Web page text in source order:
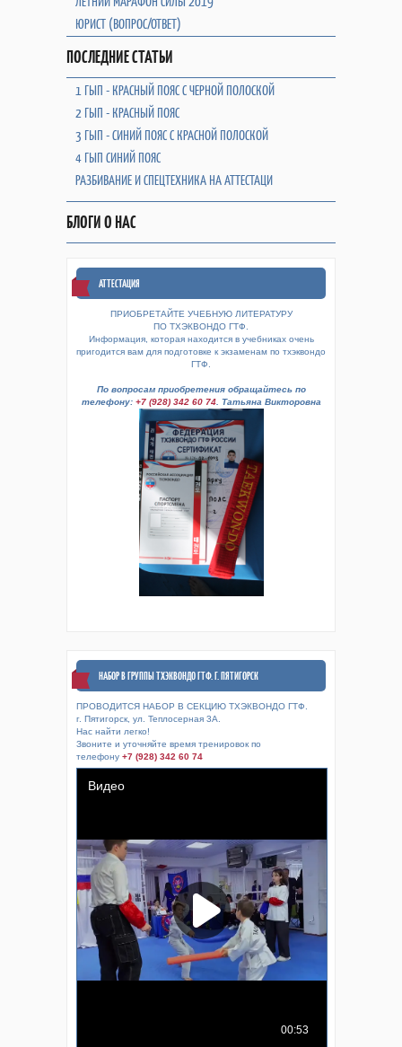
ЮРИСТ (ВОПРОС/ОТВЕТ)
ПОСЛЕДНИЕ СТАТЬИ
1 ГЫП - КРАСНЫЙ ПОЯС С ЧЕРНОЙ ПОЛОСКОЙ
2 ГЫП - КРАСНЫЙ ПОЯС
3 ГЫП - СИНИЙ ПОЯС С КРАСНОЙ ПОЛОСКОЙ
4 ГЫП СИНИЙ ПОЯС
РАЗБИВАНИЕ И СПЕЦТЕХНИКА НА АТТЕСТАЦИ
БЛОГИ О НАС
АТТЕСТАЦИЯ
ПРИОБРЕТАЙТЕ УЧЕБНУЮ ЛИТЕРАТУРУ
ПО ТХЭКВОНДО ГТФ.
Информация, которая находится в учебниках очень
пригодится вам для подготовке к экзаменам по тхэквондо
ГТФ.
По вопросам приобретения обращайтесь по
телефону: +7 (928) 342 60 74. Татьяна Викторовна
НАБОР В ГРУППЫ ТХЭКВОНДО ГТФ. Г. ПЯТИГОРСК
ПРОВОДИТСЯ НАБОР В СЕКЦИЮ ТХЭКВОНДО ГТФ.
г. Пятигорск, ул. Теплосерная 3А.
Нас найти легко!
Звоните и уточняйте время тренировок по
телефону +7 (928) 342 60 74